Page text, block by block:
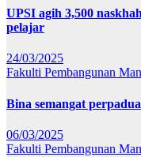
UPSI agih 3,500
pelajar
24/03/2025
Fakulti Pembangunan
Bina semangat
06/03/2025
Fakulti Pembangunan